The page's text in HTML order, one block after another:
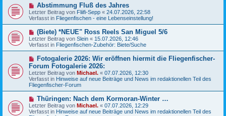
B
e
i
t
a
g
N
e
u
e
B
e
i
t
a
g
Abstimmung Fluß des Jahres
Letzter Beitrag von Fliifi-Sepp « 24.07.2026, 22:58
Verfasst in Fliegenfischen - eine Lebenseinstellung!
N
e
u
e
B
e
i
t
r
a
g
(Biete) *NEUE" Ross Reels San Miguel 5/6
Letzter Beitrag von Slein « 15.07.2026, 12:46
Verfasst in Fliegenfischen-Zubehör: Biete/Suche
N
u
e
r
B
e
t
r
Fotogalerie 2026: Wir eröffnen hiermit die Fliegenfischer-
Forum Fotogalerie 2026:
Letzter Beitrag von Michael. « 07.07.2026, 12:30
Verfasst in Hinweise auf neue Beiträge und News im redaktionellen Teil des
Fliegenfischer-Forum
N
e
u
Thüringen: Nach dem Kormoran-Winter …
Letzter Beitrag von Michael. « 07.07.2026, 12:29
Verfasst in Hinweise auf neue Beiträge und News im redaktionellen Teil des